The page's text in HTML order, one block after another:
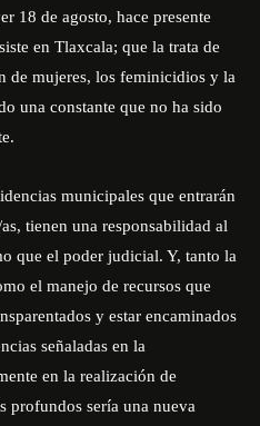
18 de agosto, hace presente
en Tlaxcala; que la trata de
de mujeres, los feminicidios y la
una constante que no ha sido
municipales que entrarán
tienen una responsabilidad al
que el poder judicial. Y, tanto la
el manejo de recursos que
y estar encaminados
señaladas en la
en la realización de
profundos sería una nueva